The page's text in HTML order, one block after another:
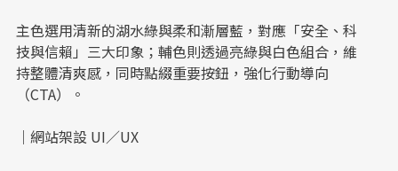
主色選用清新的湖水綠與柔和漸層藍，對應「安全、科
技與信賴」三大印象；輔色則透過亮綠與白色組合，維
持整體清爽感，同時點綴重要按鈕，強化行動導向
（CTA）。
｜網站架設 UI／UX